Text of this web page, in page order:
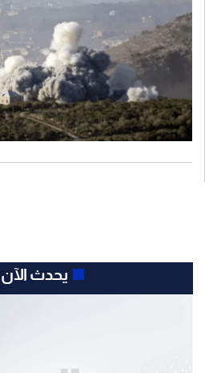
التجريبية الثانية وانتشار وحدات الجيش
النسف والتفجير والاعتداءات على المناطق
يحدث الآن